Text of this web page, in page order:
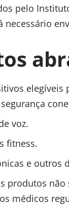
pelo
necessário
elegíveis
voz.
fitness.
e outros
produtos
médicos